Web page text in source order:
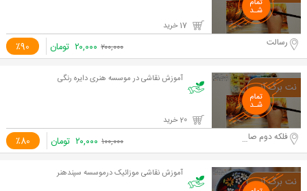
٪90 رسالت ۲۰۰,۰۰۰ ۲۰,۰۰۰ تومان
آموزش نقاشی در موسسه هنری دایره رنگی
٪80 فلکه دوم صادقیه ۱۰۰,۰۰۰ ۲۰,۰۰۰ تومان
آموزش نقاشی موزائیک درموسسه سپندهنر